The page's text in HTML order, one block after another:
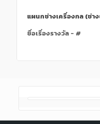
แผนกช่างเครื่องกล (ช่า
ชื่อเรื่องรางวัล - #